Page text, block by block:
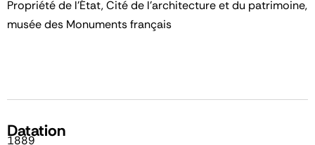
Propriété de l’État, Cité de l’architecture et du patrimoine,
musée des Monuments français
Datation
1889